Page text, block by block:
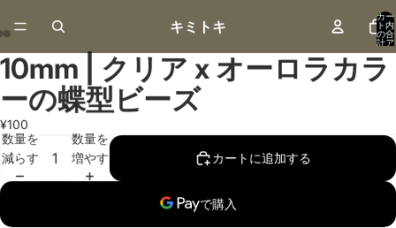
キミトキ
カー
ト内
の合
計ア
イテ
ム
数:
画
像
を
全
画
面
で
示
画
像
を
全
画
面
で
示
画
像
を
全
画
面
で
示
10mm | クリア x オーロラカラ
ーの蝶型ビーズ
¥100
数量を
減らす
数量を
増やす
カートに追加する